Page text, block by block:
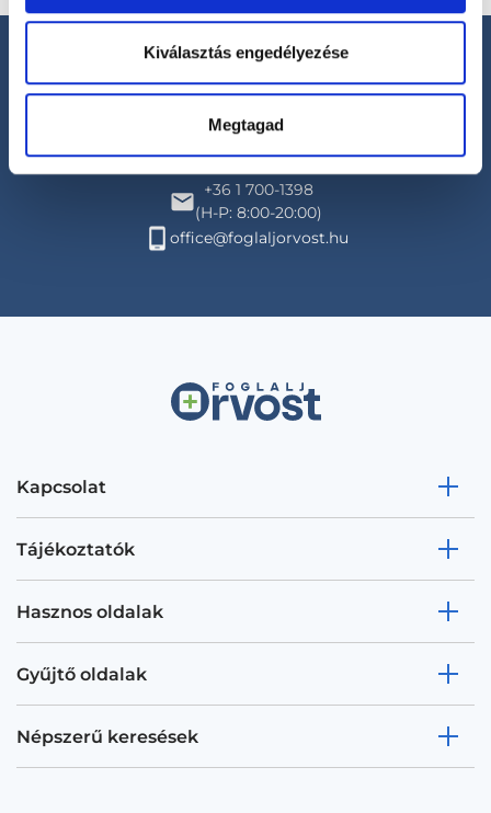
Kiválasztás engedélyezése
Megtagad
Segíthetünk?
+36 1 700-1398
(H-P: 8:00-20:00)
office@foglaljorvost.hu
Kapcsolat
Tájékoztatók
Hasznos oldalak
Gyűjtő oldalak
Népszerű keresések